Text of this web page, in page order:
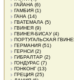
ГАЙАНА (6)
ГАМБИЯ (1)
ГАНА (14)
ГВАТЕМАЛА (5)
ГВИНЕЯ (9)
ГВИНЕЯ-БИСАУ(4)
ПОРТУГАЛЬСКАЯ
ГЕРМАНИЯ (51)
ГЕРНСИ (2)
ГИБРАЛТАР (2)
ГОНДУРАС (7)
ГОНКОНГ(13)
ГРЕЦИЯ (25)